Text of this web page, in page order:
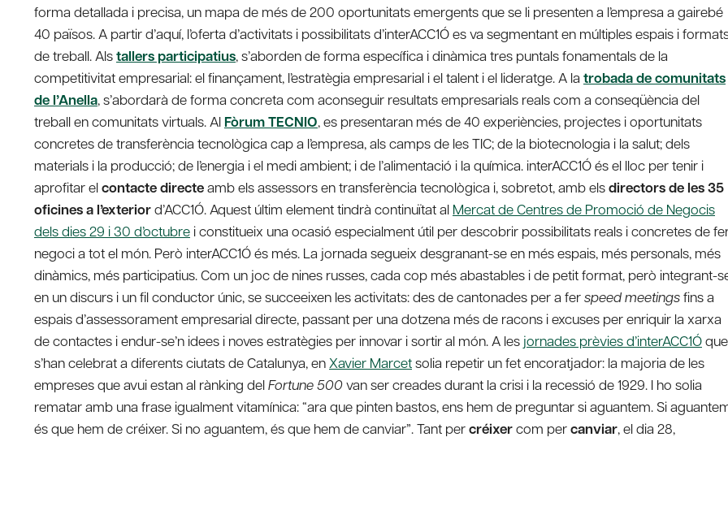
forma detallada i precisa, un mapa de més de 200 oportunitats emergents que se li presenten a l’empresa a gairebé
40 països. A partir d’aquí, l’oferta d’activitats i possibilitats d’interACC1Ó es va segmentant en múltiples espais i
de treball. Alstallers participatius, s’aborden de forma específica i dinàmica tres puntals fonamentals de la
competitivitat empresarial: el finançament, l’estratègia empresarial i el talent i el lideratge. A la trobada de comunitats
de l’Anella, s’abordarà de forma concreta com aconseguir resultats empresarials reals com a conseqüència del
treball en comunitats virtuals. Al Fòrum TECNIO, es presentaran més de 40 experiències, projectes i oportunitats
concretes de transferència tecnològica cap a l’empresa, als camps de les TIC; de la biotecnologia i la salut; dels
materials i la producció; de l’energia i el medi ambient; i de l’alimentació i la química. interACC1Ó és el lloc per tenir i
aprofitar elcontacte directeamb els assessors en transferència tecnològica i, sobretot, amb elsdirectors de les 35
oficines a l’exteriord’ACC1Ó. Aquest últim element tindrà continuïtat al Mercat de Centres de Promoció de Negocis
dels dies 29 i 30 d’octubre i constitueix una ocasió especialment útil per descobrir possibilitats reals i concretes de
negoci a tot el món. Però interACC1Ó és més. La jornada segueix desgranant-se en més espais, més personals, més
dinàmics, més participatius. Com un joc de nines russes, cada cop més abastables i de petit format, però integrant-
en un discurs i un fil conductor únic, se succeeixen les activitats: des de cantonades per a ferspeed meetingsfins a
espais d’assessorament empresarial directe, passant per una dotzena més de racons i excuses per enriquir la xarxa
de contactes i endur-se’n idees i noves estratègies per innovar i sortir al món. A les jornades prèvies d’interACC1Óque
s’han celebrat a diferents ciutats de Catalunya, en Xavier Marcetsolia repetir un fet encoratjador: la majoria de les
empreses que avui estan al rànking delFortune 500van ser creades durant la crisi i la recessió de 1929. I ho solia
rematar amb una frase igualment vitamínica: “ara que pinten bastos, ens hem de preguntar si aguantem. Si
és que hem de créixer. Si no aguantem, és que hem de canviar”. Tant percréixercom percanviar, el dia 28,